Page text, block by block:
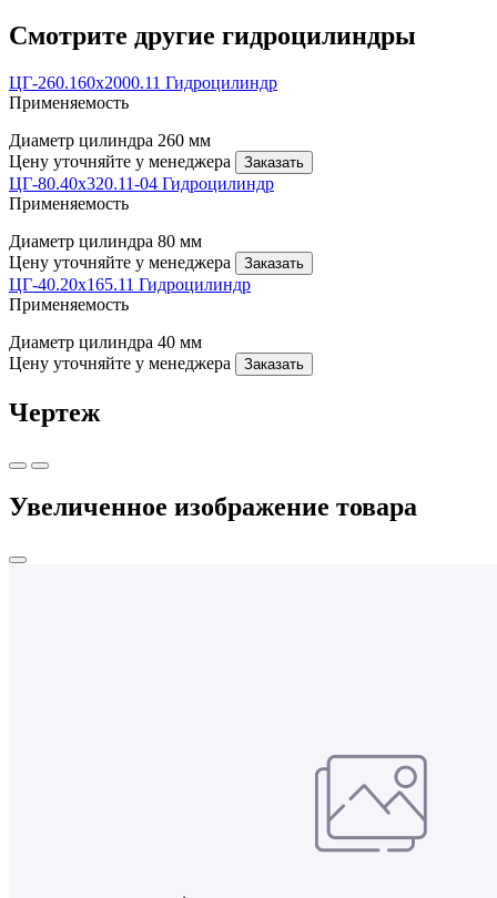
Смотрите другие гидроцилиндры
ЦГ-260.160х2000.11 Гидроцилиндр
Применяемость
Диаметр цилиндра 260 мм
Цену уточняйте у менеджера
Заказать
ЦГ-80.40х320.11-04 Гидроцилиндр
Применяемость
Диаметр цилиндра 80 мм
Цену уточняйте у менеджера
Заказать
ЦГ-40.20х165.11 Гидроцилиндр
Применяемость
Диаметр цилиндра 40 мм
Цену уточняйте у менеджера
Заказать
Чертеж
Увеличенное изображение товара